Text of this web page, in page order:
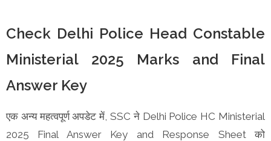
Check Delhi Police Head Constable
Ministerial 2025 Marks and Final
Answer Key
एक अन्य महत्वपूर्ण अपडेट में, SSC ने Delhi Police HC Ministerial
2025 Final Answer Key and Response Sheet को